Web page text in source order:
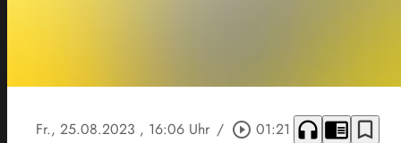
Fr., 25.08.2023 , 16:06 Uhr / play_circle_outline 01:21 headphones chrome_reader_mode bookmark_border